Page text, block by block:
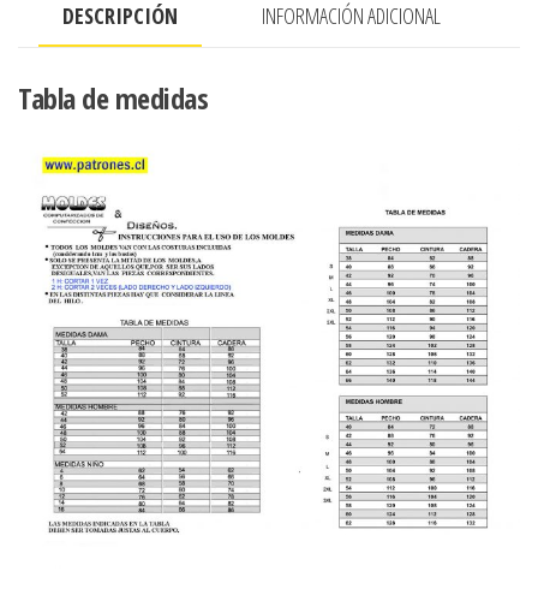
DESCRIPCIÓN INFORMACIÓN ADICIONAL
Tabla de medidas